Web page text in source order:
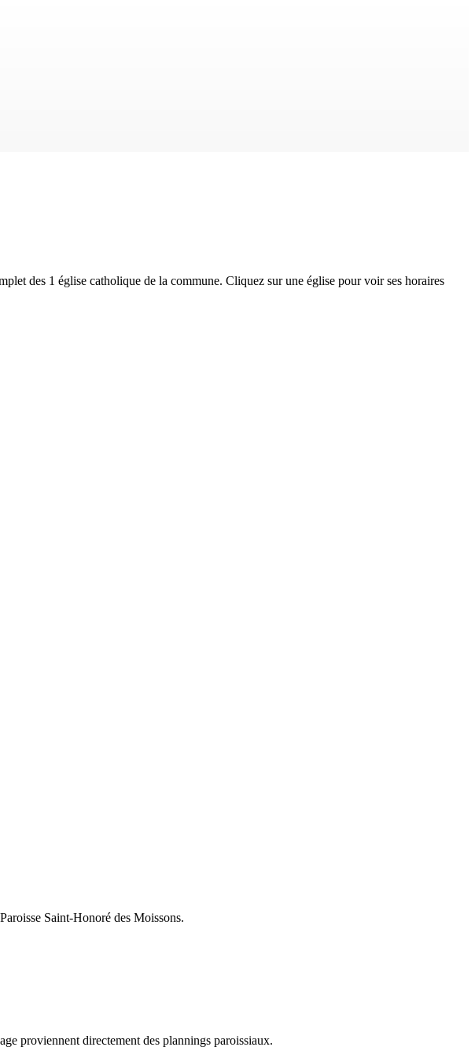
des 1 église catholique de la commune. Cliquez sur une église pour voir ses horaires
Saint-Honoré des Moissons.
proviennent directement des plannings paroissiaux.